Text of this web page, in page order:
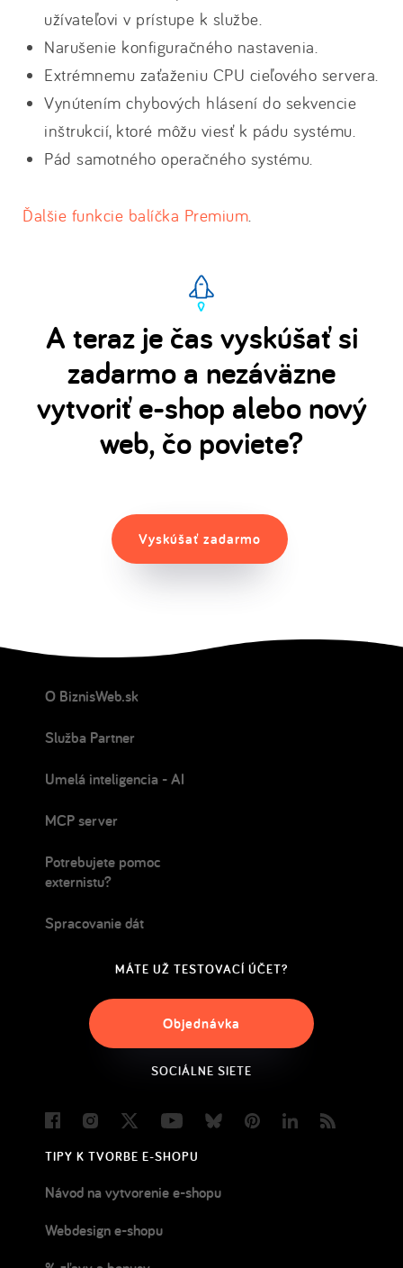
užívateľovi v prístupe k službe.
Narušenie konfiguračného nastavenia.
Extrémnemu zaťaženiu CPU cieľového servera.
Vynútením chybových hlásení do sekvencie
inštrukcií, ktoré môžu viesť k pádu systému.
Pád samotného operačného systému.
Ďalšie funkcie balíčka Premium.
A teraz je čas vyskúšať si
zadarmo a nezáväzne
vytvoriť e-shop alebo nový
web, čo poviete?
Vyskúšať zadarmo
O BiznisWeb.sk
Služba Partner
Umelá inteligencia - AI
MCP server
Potrebujete pomoc
externistu?
Spracovanie dát
MÁTE UŽ TESTOVACÍ ÚČET?
Objednávka
SOCIÁLNE SIETE
FacebookInstagram
Twitter YoutubeBlueskyPinterestLinkedIn
TIPY K TVORBE E-SHOPU
Návod na vytvorenie e-shopu
Webdesign e-shopu